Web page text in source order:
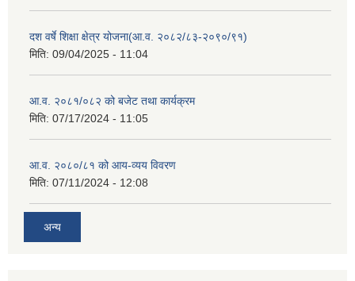
दश वर्षे शिक्षा क्षेत्र योजना(आ.व. २०८२/८३-२०९०/९१)
मिति: 09/04/2025 - 11:04
आ.व. २०८१/०८२ को बजेट तथा कार्यक्रम
मिति: 07/17/2024 - 11:05
आ.व. २०८०/८१ को आय-व्यय विवरण
मिति: 07/11/2024 - 12:08
अन्य